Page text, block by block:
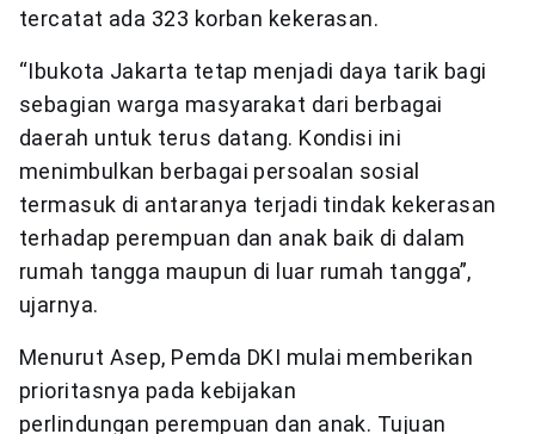
tercatat ada 323 korban kekerasan.
“Ibukota Jakarta tetap menjadi daya tarik bagi
sebagian warga masyarakat dari berbagai
daerah untuk terus datang. Kondisi ini
menimbulkan berbagai persoalan sosial
termasuk di antaranya terjadi tindak kekerasan
terhadap perempuan dan anak baik di dalam
rumah tangga maupun di luar rumah tangga”,
ujarnya.
Menurut Asep, Pemda DKI mulai memberikan
prioritasnya pada kebijakan
perlindungan perempuan dan anak. Tujuan